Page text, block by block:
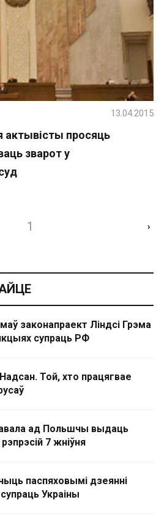
актывісты просяць
зварот у
13.04.2015
1 ›
законапраект Ліндсі Грэма
супраць РФ
Той, хто працягвае
ад Польшчы выдаць
7 жніўня
паспяховымі дзеянні
Украіны